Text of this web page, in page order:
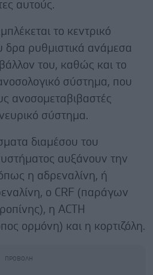
αυτούς.
το κεντρικό
δρα ρυθμιστικά ανάμεσα
του, καθώς και το
σύστημα, που
ανοσομεταβιβαστές
σύστημα.
διαμέσου του
αυξάνουν την
η αδρεναλίνη, ή
ο CRF (παράγων
η ACTH
ορμόνη) και η κορτιζόλη.